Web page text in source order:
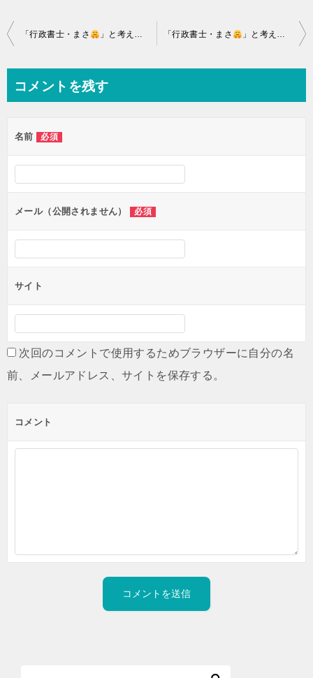
投
ビ
ー
シ
ョ
ン
「行政書士・まさ 」と考える「建設業許可⑲内装仕上工事と機械器具設置工事！」 「行政書士・まさ 」と考える「建設業許可㉑造園工事とさく井工事！」
コメントを残す
名前 必須
メール（公開されません） 必須
サイト
次回のコメントで使用するためブラウザーに自分の名
前、メールアドレス、サイトを保存する。
コメント